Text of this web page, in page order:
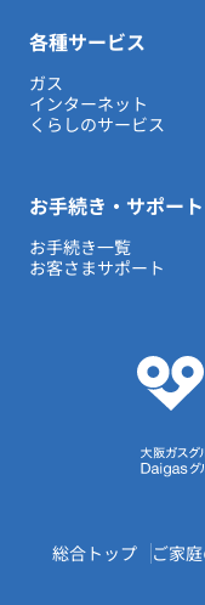
各種サービス
ガス
インターネット
くらしのサービス
お手続き・サポート
お手続き一覧
お客さまサポート
総合トップ ご家